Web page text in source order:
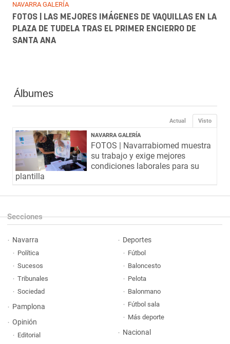
NAVARRA GALERÍA
FOTOS | LAS MEJORES IMÁGENES DE VAQUILLAS EN LA
PLAZA DE TUDELA TRAS EL PRIMER ENCIERRO DE
SANTA ANA
Álbumes
Visto
Actual
NAVARRA GALERÍA
FOTOS | Navarrabiomed muestra
su trabajo y exige mejores
condiciones laborales para su
plantilla
Secciones
Navarra
Política
Sucesos
Tribunales
Sociedad
Pamplona
Opinión
Editorial
Deportes
Fútbol
Baloncesto
Pelota
Balonmano
Fútbol sala
Más deporte
Nacional